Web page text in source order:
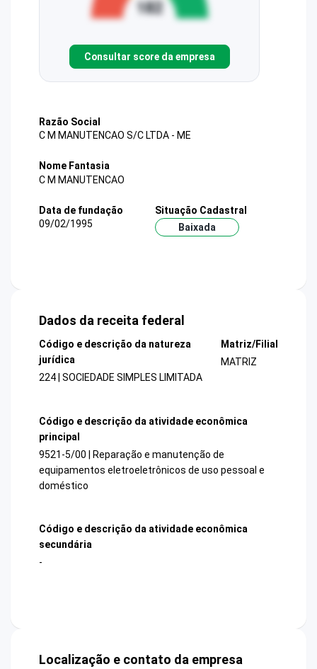
Consultar score da empresa
Razão Social
C M MANUTENCAO S/C LTDA - ME
Nome Fantasia
C M MANUTENCAO
Data de fundação
09/02/1995
Situação Cadastral
Baixada
Dados da receita federal
Código e descrição da natureza
jurídica
224 | SOCIEDADE SIMPLES LIMITADA
Matriz/Filial
MATRIZ
Código e descrição da atividade econômica
principal
9521-5/00 | Reparação e manutenção de
equipamentos eletroeletrônicos de uso pessoal e
doméstico
Código e descrição da atividade econômica
secundária
-
Localização e contato da empresa